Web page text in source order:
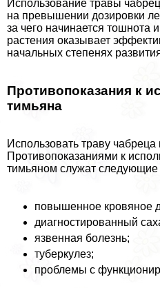
Использование травы
на превышении дозировки
за чего начинается тошнота
растения оказывает
начальных степенях
Противопоказания к
тимьяна
Использовать траву
Противопоказаниями к
тимьяном служат
повышенное кровяное
диагностированный
язвенная болезнь;
туберкулез;
проблемы с